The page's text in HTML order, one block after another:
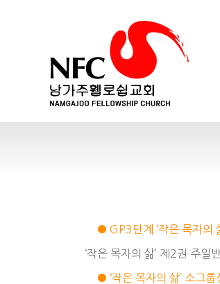
● GP3단계 ‘작은 목자의
‘작은 목자의 삶’ 제2권 주
● ‘작은 목자의 삶’ 소그룹